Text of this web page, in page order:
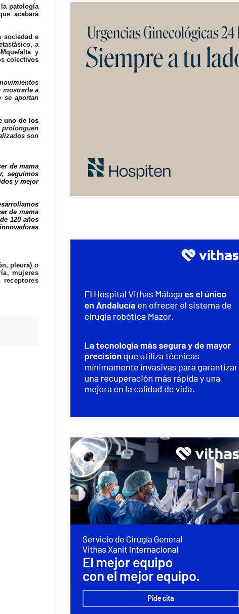
patología
acabará
sociedad e
a
y
colectivos
mostrarle a
se aportan
uno de los
son
de mama
seguimos
y mejor
de mama
120 años
pleura) o
mujeres
receptores